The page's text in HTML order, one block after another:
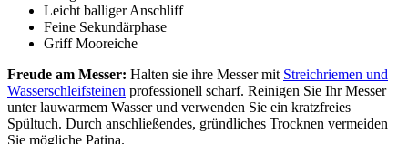
Leicht balliger Anschliff
Feine Sekundärphase
Griff Mooreiche
Freude am Messer: Halten sie ihre Messer mit Streichriemen und
Wasserschleifsteinen professionell scharf. Reinigen Sie Ihr Messer
unter lauwarmem Wasser und verwenden Sie ein kratzfreies
Spültuch. Durch anschließendes, gründliches Trocknen vermeiden
Sie mögliche Patina.